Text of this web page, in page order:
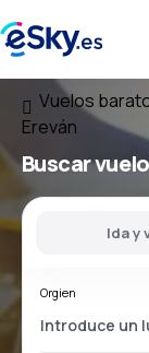
Vuelos
Ereván
Buscar
Ida y
Orgien